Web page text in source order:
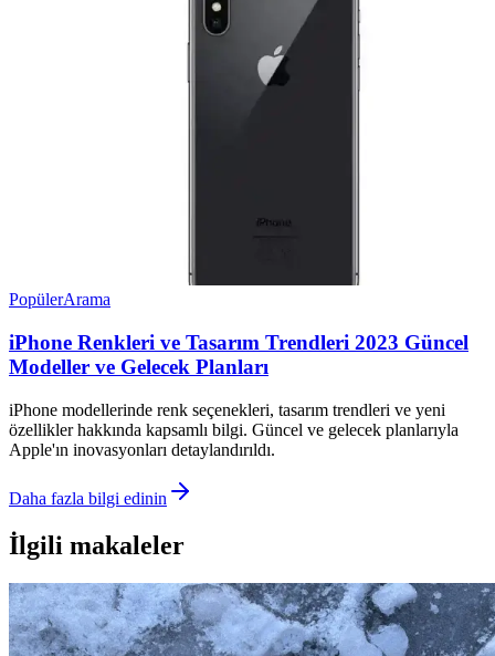
PopülerArama
iPhone Renkleri ve Tasarım Trendleri 2023 Güncel
Modeller ve Gelecek Planları
iPhone modellerinde renk seçenekleri, tasarım trendleri ve yeni
özellikler hakkında kapsamlı bilgi. Güncel ve gelecek planlarıyla
Apple'ın inovasyonları detaylandırıldı.
Daha fazla bilgi edinin
İlgili makaleler